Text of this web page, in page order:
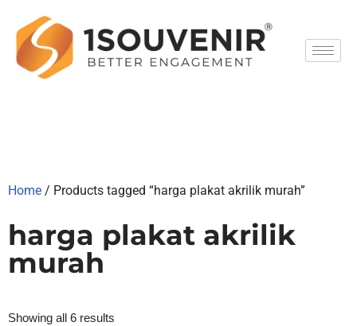
Skip
to
content
Home / Products tagged “harga plakat akrilik murah”
harga plakat akrilik
murah
Showing all 6 results